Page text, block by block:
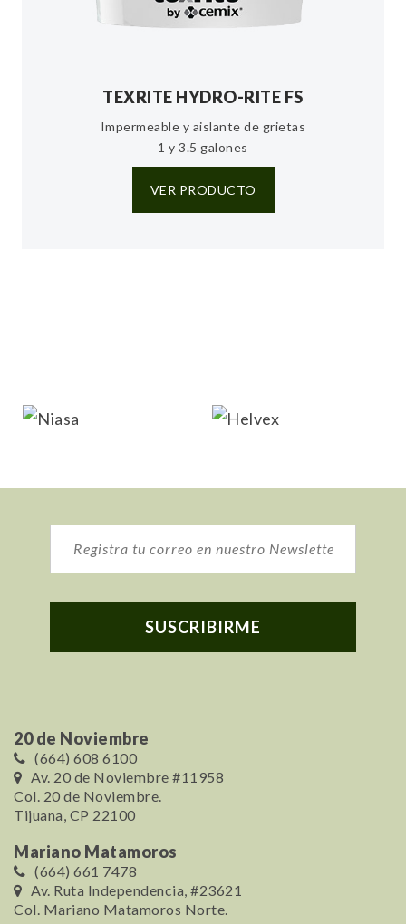
TEXRITE HYDRO-RITE FS
Impermeable y aislante de grietas
1 y 3.5 galones
VER PRODUCTO
20 de Noviembre
(664) 608 6100
Av. 20 de Noviembre #11958
Col. 20 de Noviembre.
Tijuana, CP 22100
Mariano Matamoros
(664) 661 7478
Av. Ruta Independencia, #23621
Col. Mariano Matamoros Norte.